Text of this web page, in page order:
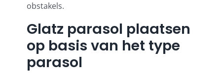
obstakels.
Glatz parasol plaatsen
op basis van het type
parasol